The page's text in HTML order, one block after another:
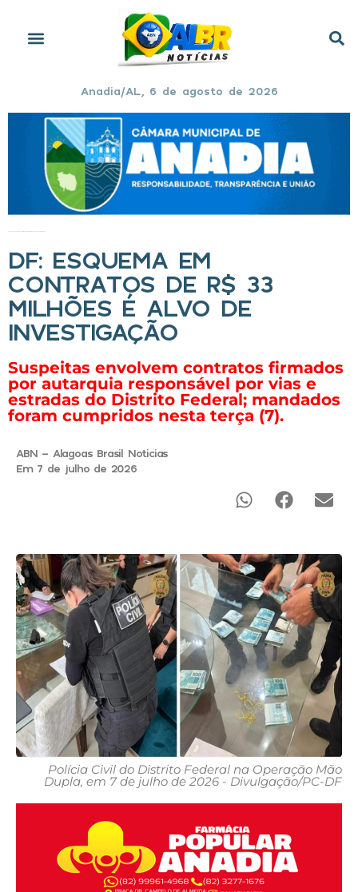
Anadia/AL, 6 de agosto de 2026
DF: ESQUEMA EM
CONTRATOS DE R$ 33
MILHÕES É ALVO DE
INVESTIGAÇÃO
Suspeitas envolvem contratos firmados
por autarquia responsável por vias e
estradas do Distrito Federal; mandados
foram cumpridos nesta terça (7).
ABN - Alagoas Brasil Noticias
Em 7 de julho de 2026
Polícia Civil do Distrito Federal na Operação Mão
Dupla, em 7 de julho de 2026 - Divulgação/PC-DF